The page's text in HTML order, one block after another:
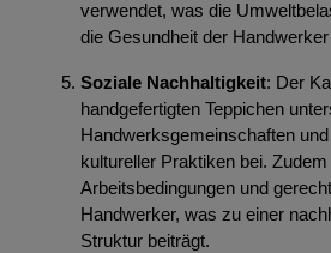
verwendet, was die
die Gesundheit der
Soziale Nachhaltigkeit: Der
handgefertigten Teppichen
Handwerksgemeinschaften
kultureller Praktiken bei.
Arbeitsbedingungen und
Handwerker, was zu einer
Struktur beiträgt.